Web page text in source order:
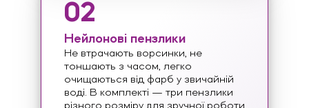
02
Нейлонові пензлики
Не втрачають ворсинки, не
тоншають з часом, легко
очищаються від фарб у звичайній
воді. В комплекті — три пензлики